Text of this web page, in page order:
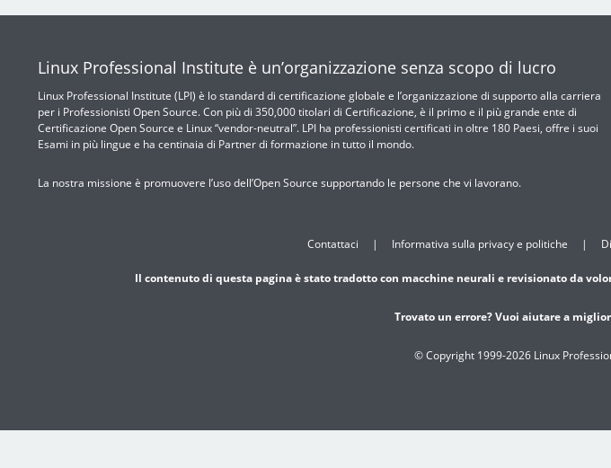
Linux Professional Institute è un’organizzazione senza scopo di lucro
Linux Professional Institute (LPI) è lo standard di certificazione globale e l’organizzazione di supporto alla carriera
per i Professionisti Open Source. Con più di 350,000 titolari di Certificazione, è il primo e il più grande ente di
Certificazione Open Source e Linux “vendor-neutral”. LPI ha professionisti certificati in oltre 180 Paesi, offre i suoi
Esami in più lingue e ha centinaia di Partner di formazione in tutto il mondo.
La nostra missione è promuovere l’uso dell’Open Source supportando le persone che vi lavorano.
Contattaci Informativa sulla privacy e politiche
Il contenuto di questa pagina è stato tradotto con macchine neurali e revisionato da
Trovato un errore? Vuoi aiutare a
© Copyright 1999-2026 Linux